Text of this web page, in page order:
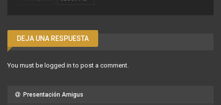
DEJA UNA RESPUESTA
You must be logged in to post a comment.
Presentación Amigus